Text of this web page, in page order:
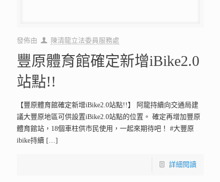
發佈由 陳清龍立法委員服務處
豐原體育館確定新增iBike2.0
站點!!
【豐原體育館確定新增iBike2.0站點!!】 阿龍持續向交通局建
議大豐原地區可供設置iBike2.0站點的位置。 確定再增加豐原
體育館站，18個車柱供市民使用，一起來期待吧！ #大豐原
ibike持續[…]
詳細閱讀